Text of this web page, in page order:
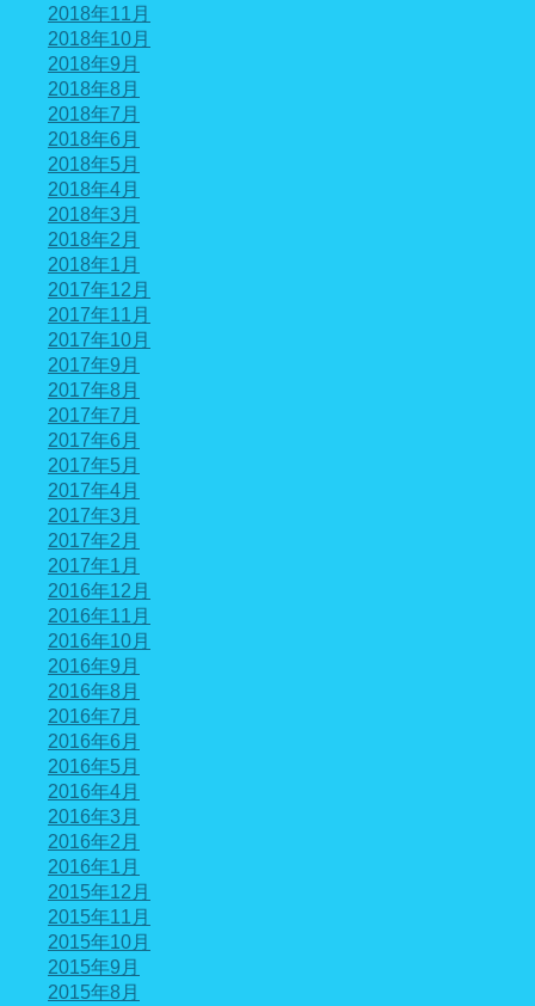
2018年11月
2018年10月
2018年9月
2018年8月
2018年7月
2018年6月
2018年5月
2018年4月
2018年3月
2018年2月
2018年1月
2017年12月
2017年11月
2017年10月
2017年9月
2017年8月
2017年7月
2017年6月
2017年5月
2017年4月
2017年3月
2017年2月
2017年1月
2016年12月
2016年11月
2016年10月
2016年9月
2016年8月
2016年7月
2016年6月
2016年5月
2016年4月
2016年3月
2016年2月
2016年1月
2015年12月
2015年11月
2015年10月
2015年9月
2015年8月